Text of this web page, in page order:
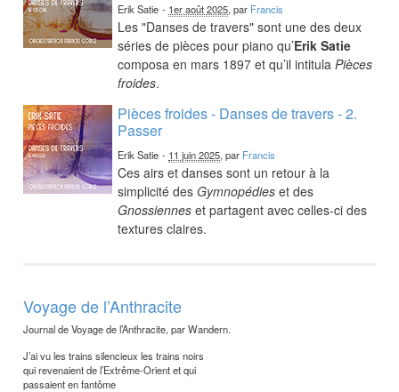
Erik Satie - 1er août 2025, par Francis
Les "Danses de travers" sont une des deux
séries de pièces pour piano qu’Erik Satie
composa en mars 1897 et qu’il intitulaPièces
froides.
Pièces froides - Danses de travers - 2.
Passer
Erik Satie - 11 juin 2025, par Francis
Ces airs et danses sont un retour à la
simplicité desGymnopédies et des
Gnossiennes et partagent avec celles-ci des
textures claires.
Voyage de l’Anthracite
Journal de Voyage de l’Anthracite, par Wandern.
J’ai vu les trains silencieux les trains noirs
qui revenaient de l’Extrême-Orient et qui
passaient en fantôme